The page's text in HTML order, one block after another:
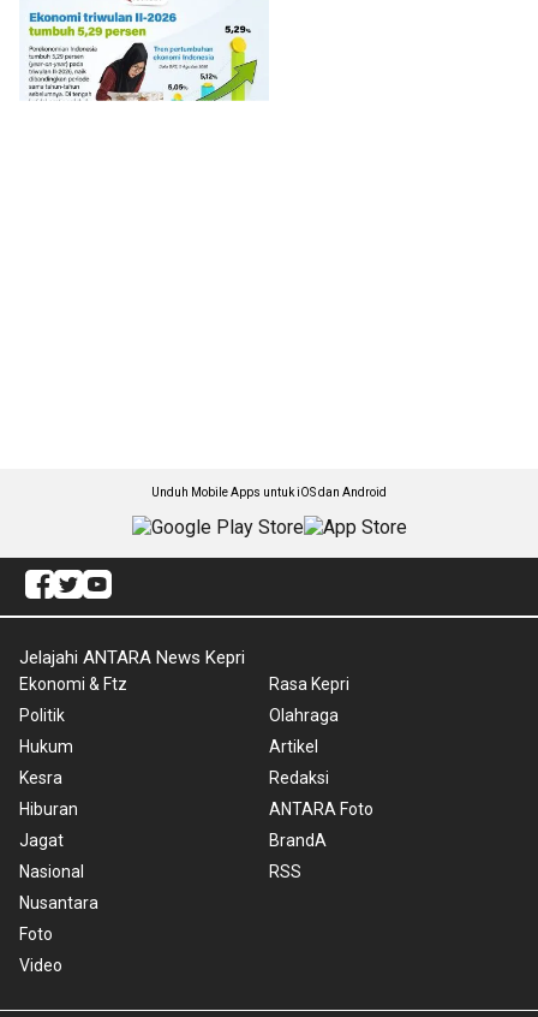
Unduh Mobile Apps untuk iOS dan Android
Jelajahi ANTARA News Kepri
Ekonomi & Ftz
Politik
Hukum
Kesra
Hiburan
Jagat
Nasional
Nusantara
Foto
Video
Rasa Kepri
Olahraga
Artikel
Redaksi
ANTARA Foto
BrandA
RSS